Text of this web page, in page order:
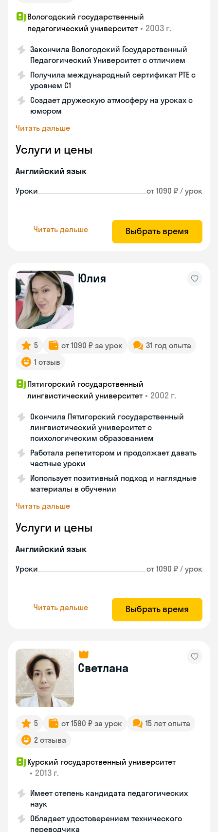
Вологодский государственный
педагогический университет • 2003 г.
Закончила Вологодский Государственный
Педагогический Университет с отличием
Получила международный сертификат PTE с
уровнем C1
Создает дружескую атмосферу на уроках с
юмором
Читать дальше
Услуги и цены
Английский язык
Уроки от 1090 ₽ / урок
Читать дальше Выбрать время
Юлия
5 от 1090 ₽ за урок
31 год опыта
1 отзыв
Пятигорский государственный
лингвистический университет • 2002 г.
Окончила Пятигорский государственный
лингвистический университет с
психологическим образованием
Работала репетитором и продолжает давать
частные уроки
Использует позитивный подход и наглядные
материалы в обучении
Читать дальше
Услуги и цены
Английский язык
Уроки от 1090 ₽ / урок
Читать дальше Выбрать время
Светлана
5 от 1590 ₽ за урок
15 лет опыта
2 отзыва
Курский государственный университет
• 2013 г.
Имеет степень кандидата педагогических
наук
Обладает удостоверением технического
переводчика